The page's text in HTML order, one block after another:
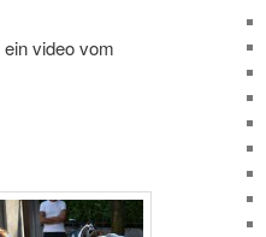
video vom